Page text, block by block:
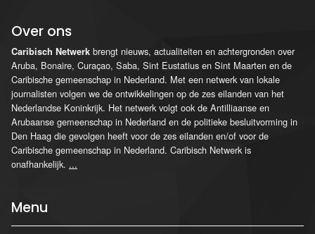
Over ons
Caribisch Netwerk brengt nieuws, actualiteiten en achtergronden over
Aruba, Bonaire, Curaçao, Saba, Sint Eustatius en Sint Maarten en de
Caribische gemeenschap in Nederland. Met een netwerk van lokale
journalisten volgen we de ontwikkelingen op de zes eilanden van het
Nederlandse Koninkrijk. Het netwerk volgt ook de Antilliaanse en
Arubaanse gemeenschap in Nederland en de politieke besluitvorming in
Den Haag die gevolgen heeft voor de zes eilanden en/of voor de
Caribische gemeenschap in Nederland. Caribisch Netwerk is
onafhankelijk. ...
Menu